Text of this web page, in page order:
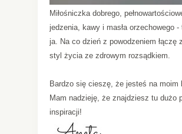
Miłośniczka dobrego,
jedzenia, kawy i masła orzechowego -
ja. Na co dzień z powodzeniem łączę
styl życia ze zdrowym rozsądkiem.
Bardzo się cieszę, że jesteś na moim
Mam nadzieję, że znajdziesz tu dużo
inspiracji!